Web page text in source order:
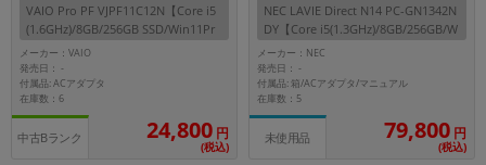
VAIO Pro PF VJPF11C12N【Core i5
(1.6GHz)/8GB/256GB SSD/Win11Pr
o】
メーカー：VAIO
発売日：-
付属品: ACアダプタ
在庫数：6
中古Bランク 24,800 円
(税込)
NEC LAVIE Direct N14 PC-GN1342N
DY【Core i5(1.3GHz)/8GB/256GB/W
in11Home】
メーカー：NEC
発売日：-
付属品: 箱/ACアダプタ/マニュアル
在庫数：5
未使用品 79,800 円
(税込)